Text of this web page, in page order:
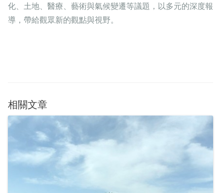
化、土地、醫療、藝術與氣候變遷等議題，以多元的深度報
導，帶給觀眾新的觀點與視野。
相關文章